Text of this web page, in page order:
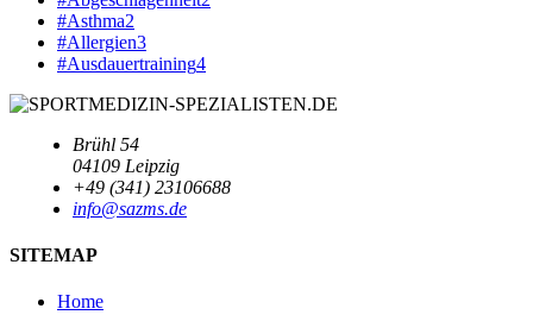
#Asthma2
#Allergien3
#Ausdauertraining4
Brühl 54
04109 Leipzig
+49 (341) 23106688
info@sazms.de
SITEMAP
Home